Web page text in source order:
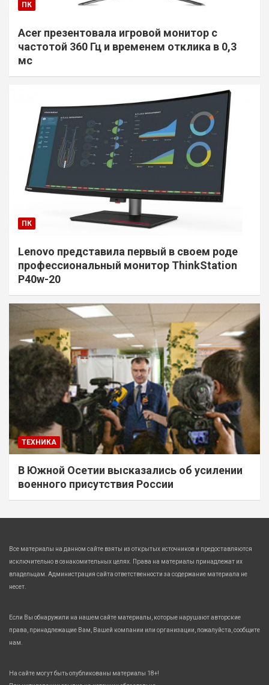
ПК
Acer презентовала игровой монитор с
частотой 360 Гц и временем отклика в 0,3
мс
ПК
Lenovo представила первый в своем роде
профессиональный монитор ThinkStation
P40w-20
ТЕХНИКА
В Южной Осетии высказались об усилении
военного присутствия России
Все материалы на данном сайте взяты из открытых источников и предоставляются
исключительно в ознакомительных целях. Права на материалы принадлежат их
владельцам. Администрация сайта ответственности за содержание материала не
несет.
Если Вы обнаружили на нашем сайте материалы, которые нарушают авторские
права, принадлежащие Вам, Вашей компании или организации, пожалуйста, сообщите
нам.
На сайте могут быть опубликованы материалы 18+!